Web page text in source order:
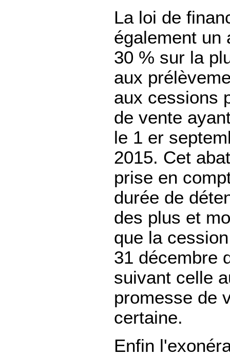
La loi de
également un
30 % sur la
aux
aux cessions
de vente
le 1 er
2015. Cet
prise en
durée de
des plus et
que la
31 décembre
suivant celle
promesse de
certaine.
Enfin